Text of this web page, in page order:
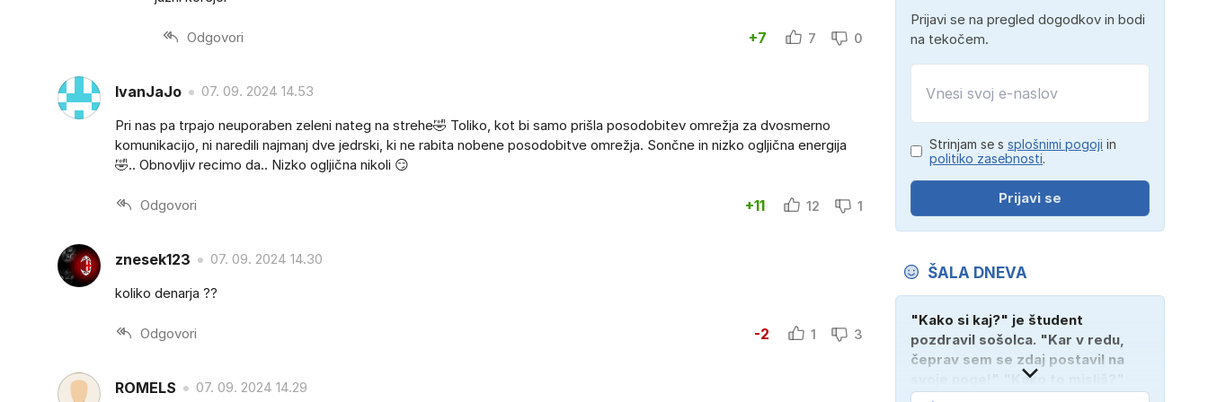
Odgovori +7 7 0
IvanJaJo
07. 09. 2024 14.53
Pri nas pa trpajo neuporaben zeleni nateg na strehe🤣 Toliko, kot bi samo prišla posodobitev omrežja za dvosmerno
komunikacijo, ni naredili najmanj dve jedrski, ki ne rabita nobene posodobitve omrežja. Sončne in nizko ogljična energija
🤣.. Obnovljiv recimo da.. Nizko ogljična nikoli 😏
Odgovori +11 12 1
znesek123
07. 09. 2024 14.30
koliko denarja ??
Odgovori -2 1 3
ROMELS 07. 09. 2024 14.29
Prijavi se na pregled dogodkov in bodi
na tekočem.
Strinjam se s splošnimi pogoji in
politiko zasebnosti.
Prijavi se
ŠALA DNEVA
"Kako si kaj?" je študent
pozdravil sošolca. "Kar v redu,
čeprav sem se zdaj postavil na
svoje noge!" "Kako to misliš?"